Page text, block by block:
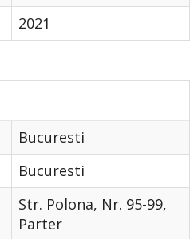
2021
Bucuresti
Bucuresti
Str. Polona, Nr. 95-99,
Parter